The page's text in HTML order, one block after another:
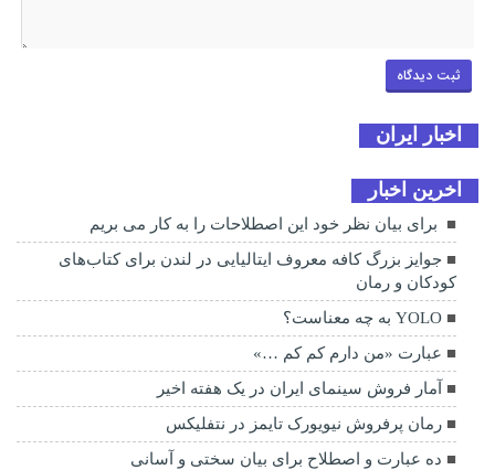
اخبار ایران
اخرین اخبار
برای بیان نظر خود این اصطلاحات را به کار می بریم
جوایز بزرگ کافه معروف ایتالیایی در لندن برای کتاب‌های
کودکان و رمان
YOLO به چه معناست؟
عبارت «من دارم کم کم …»
آمار فروش سینمای ایران در یک هفته اخیر
رمان پرفروش نیویورک تایمز در نتفلیکس
ده عبارت و اصطلاح برای بیان سختی و آسانی